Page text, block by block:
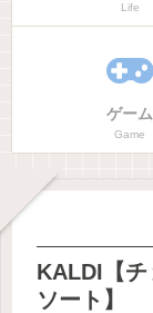
Life
ゲーム
Game
KALDI【
ソート】